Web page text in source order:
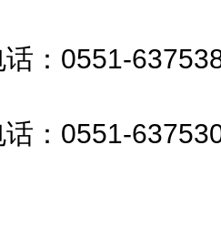
：0551-
：0551-